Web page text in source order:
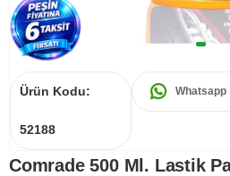
Ürün Kodu:
52188
Whatsapp
Comrade 500 Ml. Lastik